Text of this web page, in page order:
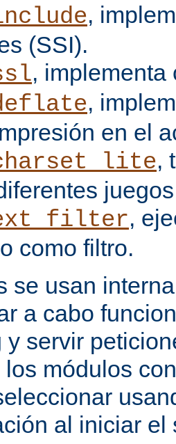
,
(SSI).
, implementa
,
en el
,
,
como filtro.
se usan
a cabo
y servir
módulos
al iniciar el